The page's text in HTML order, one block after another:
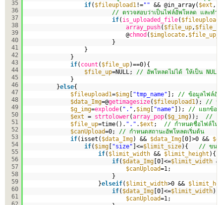
35
36
37
38
39
40
41
42
43
44
45
46
47
48
49
50
51
52
53
54
55
56
57
58
59
60
61
if( $fileupload1 !="" && @in_array( $ext ,
// ตรวจสอบว่าเป็นไฟล์อัพโหลด
if( is_uploaded_file(
array_push( $file_up ,
@chmod ( $imglocate.
}
}
}
if( count ( $file_up)==0){
$file_up=NULL; // อัพโหลดไม่ได้ ให้เป็น
}
}else{
$fileupload1=$img [ "tmp_name" ]; // ข้อมูลไฟล์อัพ
$data_Img=@getimagesize( $fileupload1 ); // หา
$g_img=explode( "." , $img [ "name" ]); // แยกข้อมู
$ext = strtolower(array_pop( $g_img)); // แย
$file_up=time(). "." . $ext ; // กำหนดชื่อไฟ
$canUpload=0; // กำหนดสถานะอัพโหลดเริ่มต้น
if(isset( $data_Img) && $data_Img [0]>0 &&
if( $img [ "size" ]<=$limit_size){ // ขน
if( $limit_width && $limit_height ){
if( $data_Img [0]<=$limit_width
$canUpload=1;
}
}elseif( $limit_width>0 &&
if( $data_Img [0]<=$limit_width){
$canUpload=1;